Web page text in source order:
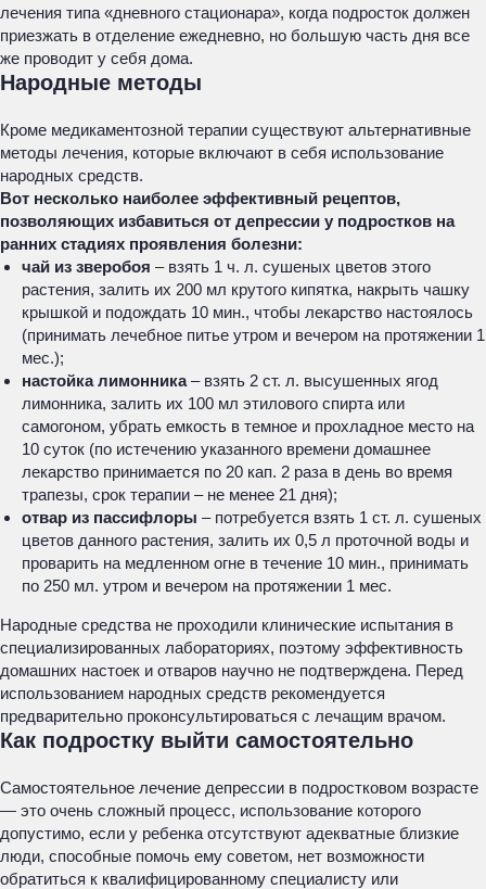
лечения типа «дневного стационара», когда подросток должен
приезжать в отделение ежедневно, но большую часть дня все
же проводит у себя дома.
Народные методы
Кроме медикаментозной терапии существуют альтернативные
методы лечения, которые включают в себя использование
народных средств.
Вот несколько наиболее эффективный рецептов,
позволяющих избавиться от депрессии у подростков на
ранних стадиях проявления болезни:
чай из зверобоя – взять 1 ч. л. сушеных цветов этого
растения, залить их 200 мл крутого кипятка, накрыть чашку
крышкой и подождать 10 мин., чтобы лекарство настоялось
(принимать лечебное питье утром и вечером на протяжении 1
мес.);
настойка лимонника– взять 2 ст. л. высушенных ягод
лимонника, залить их 100 мл этилового спирта или
самогоном, убрать емкость в темное и прохладное место на
10 суток (по истечению указанного времени домашнее
лекарство принимается по 20 кап. 2 раза в день во время
трапезы, срок терапии – не менее 21 дня);
отвар из пассифлоры – потребуется взять 1 ст. л. сушеных
цветов данного растения, залить их 0,5 л проточной воды и
проварить на медленном огне в течение 10 мин., принимать
по 250 мл. утром и вечером на протяжении 1 мес.
Народные средства не проходили клинические испытания в
специализированных лабораториях, поэтому эффективность
домашних настоек и отваров научно не подтверждена. Перед
использованием народных средств рекомендуется
предварительно проконсультироваться с лечащим врачом.
Как подростку выйти самостоятельно
Самостоятельное лечение депрессии в подростковом возрасте
— это очень сложный процесс, использование которого
допустимо, если у ребенка отсутствуют адекватные близкие
люди, способные помочь ему советом, нет возможности
обратиться к квалифицированному специалисту или